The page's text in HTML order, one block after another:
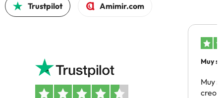
Trustpilot Amimir.com
Muy
Muy
creo